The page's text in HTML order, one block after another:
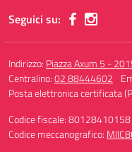
Seguici su:
Indirizzo: Piazza Axum 5 -
Centralino:02 88444602
Posta elettronica certificata
Codice fiscale: 80128410158
Codice meccanografico: